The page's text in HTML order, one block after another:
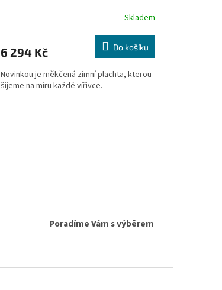
Skladem
6 294 Kč Do košíku
Novinkou je měkčená zimní plachta, kterou
šijeme na míru každé vířivce.
Poradíme Vám s výběrem